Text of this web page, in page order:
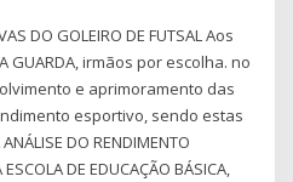
DO GOLEIRO DE FUTSAL Aos
GUARDA, irmãos por escolha. no
e aprimoramento das
esportivo, sendo estas
DO RENDIMENTO
DE EDUCAÇÃO BÁSICA,